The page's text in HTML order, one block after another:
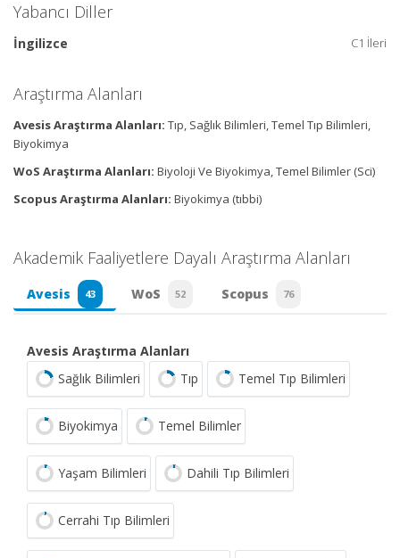
Yabancı Diller
C1 İleri
İngilizce
Araştırma Alanları
Avesis Araştırma Alanları: Tıp, Sağlık Bilimleri, Temel Tıp Bilimleri,
Biyokimya
WoS Araştırma Alanları: Biyoloji Ve Biyokimya, Temel Bilimler (Sci)
Scopus Araştırma Alanları: Biyokimya (tıbbi)
Akademik Faaliyetlere Dayalı Araştırma Alanları
Avesis 43 WoS 52 Scopus 76
Avesis Araştırma Alanları
Sağlık Bilimleri
Tıp Temel Tıp Bilimleri
Biyokimya Temel Bilimler
Yaşam Bilimleri Dahili Tıp Bilimleri
Cerrahi Tıp Bilimleri